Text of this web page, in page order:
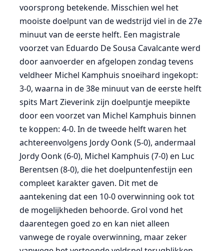
voorsprong betekende. Misschien wel het
mooiste doelpunt van de wedstrijd viel in de 27e
minuut van de eerste helft. Een magistrale
voorzet van Eduardo De Sousa Cavalcante werd
door aanvoerder en afgelopen zondag tevens
veldheer Michel Kamphuis snoeihard ingekopt:
3-0, waarna in de 38e minuut van de eerste helft
spits Mart Zieverink zijn doelpuntje meepikte
door een voorzet van Michel Kamphuis binnen
te koppen: 4-0. In de tweede helft waren het
achtereenvolgens Jordy Oonk (5-0), andermaal
Jordy Oonk (6-0), Michel Kamphuis (7-0) en Luc
Berentsen (8-0), die het doelpuntenfestijn een
compleet karakter gaven. Dit met de
aantekening dat een 10-0 overwinning ook tot
de mogelijkheden behoorde. Grol vond het
daarentegen goed zo en kan niet alleen
vanwege de royale overwinning, maar zeker